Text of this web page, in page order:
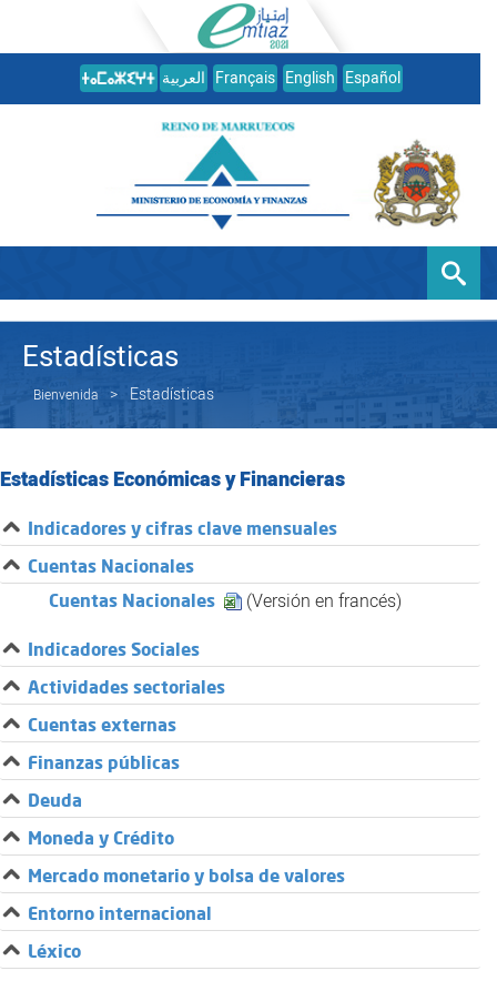
العربية Français English Español
Estadísticas
Bienvenida Estadísticas
Estadísticas Económicas y Financieras
Indicadores y cifras clave mensuales​​​
Cuentas Nacionales​
Cuentas Nacionales​
(Versión en francés)
Indicadores Sociales
Actividades sectoriales
Cuentas externas
Finanzas públicas
Deuda
Moneda y Crédito
Mercado monetario y bolsa de valores
Entorno internacional
Léxico